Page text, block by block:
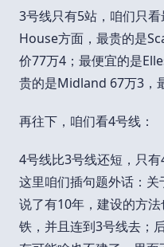
3号线只有5站，咱们只看
House方面，最贵的是
价77万4；最便宜的是
贵的是Midland 67万3，
再往下，咱们看4号线：
4号线比3号线还短，只
这里咱们插句题外话：
说了有10年，建设的方
铁，并且连到3号线去；